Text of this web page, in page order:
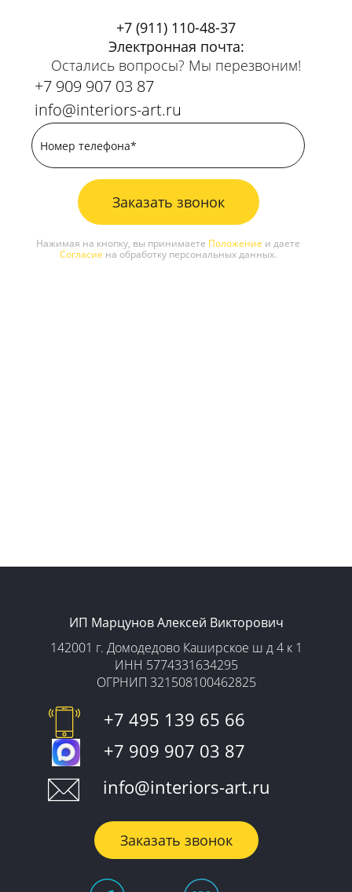
+7 (911) 110-48-37
Электронная почта:
Остались вопросы? Мы перезвоним!
+7 909 907 03 87
info@interiors-art.ru
Заказать звонок
Нажимая на кнопку, вы принимаете Положение и даете
Согласие на обработку персональных данных.
ИП Марцунов Алексей Викторович
142001 г. Домодедово Каширское ш д 4 к 1
ИНН 5774331634295
ОГРНИП 321508100462825
+7 495 139 65 66
+7 909 907 03 87
info@interiors-art.ru
Заказать звонок